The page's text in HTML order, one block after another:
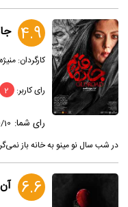
4.9
کارگردان:
رای کاربر: 2
رای شما: /10
در شب سال نو مینو به خانه باز
6.6 آن